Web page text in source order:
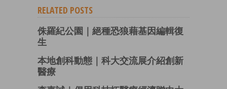
RELATED POSTS
侏羅紀公園｜絕種恐狼藉基因編輯復
生
本地創科動態｜科大交流展介紹創新
醫療